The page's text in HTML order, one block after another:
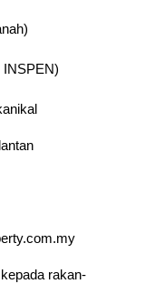
INSPEN)
rakan-